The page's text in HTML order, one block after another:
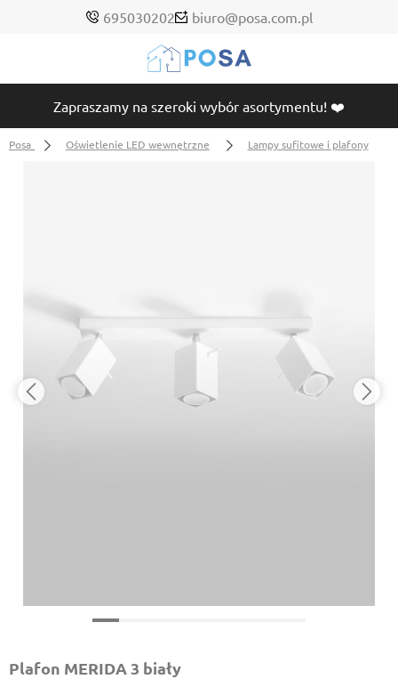
695030202 biuro@posa.com.pl
Zapraszamy na szeroki wybór asortymentu! ❤️
Posa Oświetlenie LED wewnętrzne Lampy sufitowe i plafony
Plafon MERIDA 3 biały